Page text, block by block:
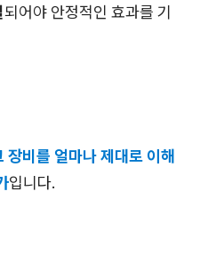
되어야 안정적인 효과를 기
장비를 얼마나 제대로 이해
입니다.